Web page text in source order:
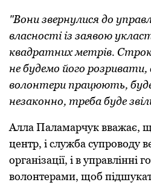
"Вони звернулися до
власності із заявою
квадратних метрів. Строк
не будемо його розривати,
волонтери працюють,
незаконно, треба буде
Алла Паламарчук вважає,
центр, і служба супроводу
організації, і в управлінні
волонтерами, щоб